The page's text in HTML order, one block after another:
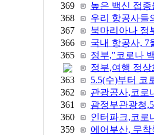
369
높은 백신 접
368
우리 항공사들
367
북마리아나 정
366
국내 항공사, 7
365
정부,"코로나
정부,여행 정
363
5.5(수)부터 코
362
관광공사,코로
361
괌정부관광청
360
인터파크,코로
359
에어부산, 무